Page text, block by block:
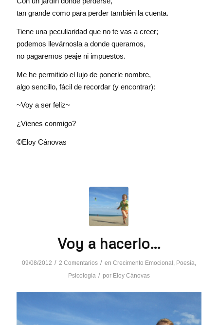
tan grande como para perder también la cuenta.
Tiene una peculiaridad que no te vas a creer;
podemos llevárnosla a donde queramos,
no pagaremos peaje ni impuestos.
Me he permitido el lujo de ponerle nombre,
algo sencillo, fácil de recordar (y encontrar):
~Voy a ser feliz~
¿Vienes conmigo?
©Eloy Cánovas
Voy a hacerlo…
09/08/2012 / 2 Comentarios / en Crecimento Emocional , Poesía,
Psicología / por Eloy Cánovas